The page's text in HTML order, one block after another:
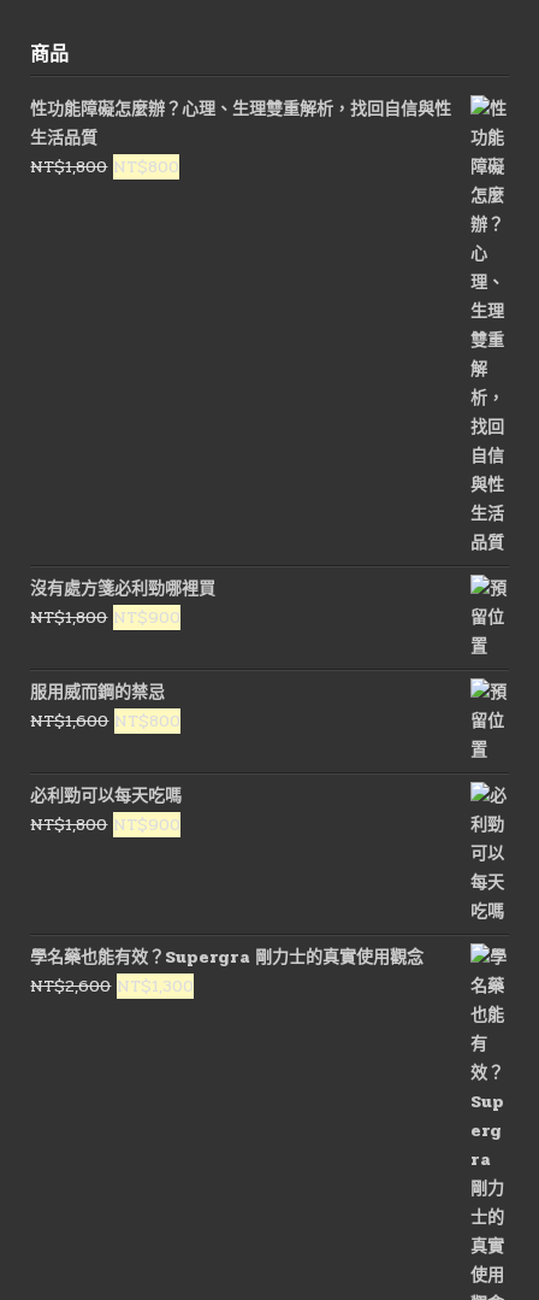
商品
性功能障礙怎麼辦？心理、生理雙重解析，找回自信與性
生活品質
NT$1,800 原
NT$800
沒有處方箋必利勁哪裡買
NT$1,800 原
價
格：
NT$1,800。
NT$900
價
格：
NT$900。
服用威而鋼的禁忌
NT$1,600 原
價
格：
NT$1,600。
NT$800
價
格：
NT$800。
必利勁可以每天吃嗎
NT$1,800 原
NT$1,800。
NT$900
NT$900。
學名藥也能有效？Supergra 剛力士的真實使用觀念
NT$2,600 原
NT$1,300